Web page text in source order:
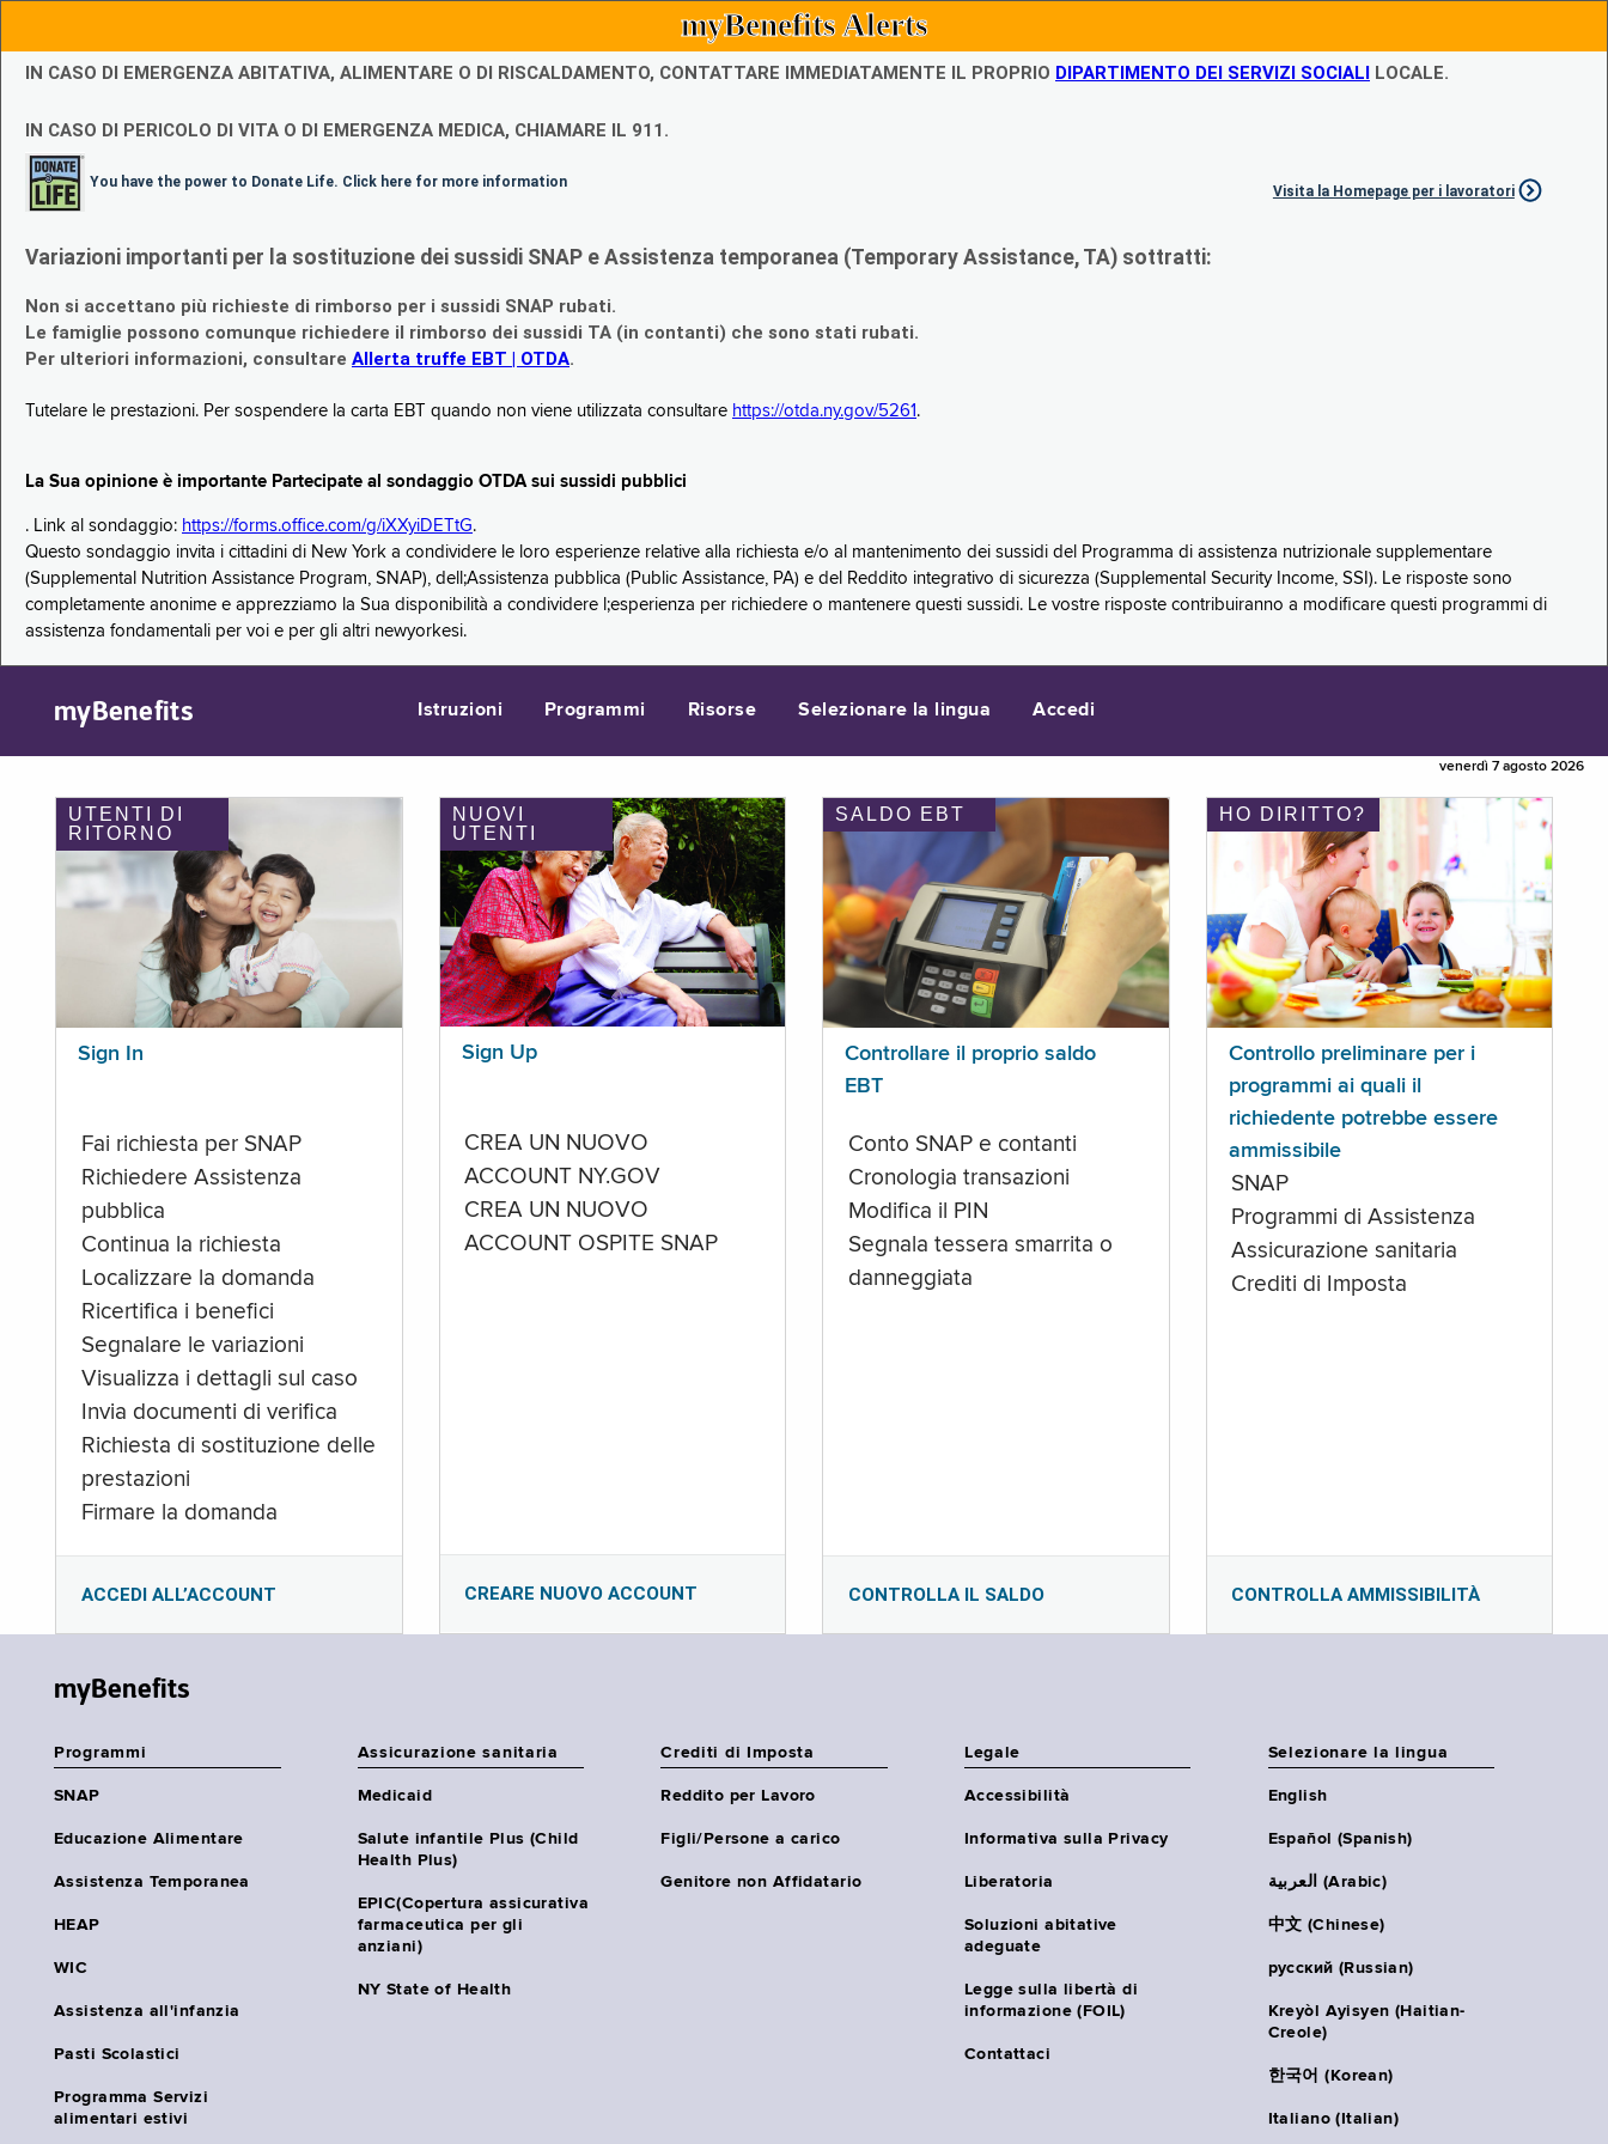
myBenefits Alerts
IN CASO DI EMERGENZA ABITATIVA, ALIMENTARE O DI RISCALDAMENTO, CONTATTARE IMMEDIATAMENTE IL PROPRIO DIPARTIMENTO DEI SERVIZI SOCIALI LOCALE.
IN CASO DI PERICOLO DI VITA O DI EMERGENZA MEDICA, CHIAMARE IL 911.
You have the power to Donate Life. Click here for more information
Visita la Homepage per i lavoratori
Variazioni importanti per la sostituzione dei sussidi SNAP e Assistenza temporanea (Temporary Assistance, TA) sottratti:
Non si accettano più richieste di rimborso per i sussidi SNAP rubati.
Le famiglie possono comunque richiedere il rimborso dei sussidi TA (in contanti) che sono stati rubati.
Per ulteriori informazioni, consultare Allerta truffe EBT | OTDA.
Tutelare le prestazioni. Per sospendere la carta EBT quando non viene utilizzata consultare https://otda.ny.gov/5261 .
La Sua opinione è importante Partecipate al sondaggio OTDA sui sussidi pubblici
. Link al sondaggio: https://forms.office.com/g/iXXyiDETtG.
Questo sondaggio invita i cittadini di New York a condividere le loro esperienze relative alla richiesta e/o al mantenimento dei sussidi del Programma di assistenza nutrizionale supplementare
(Supplemental Nutrition Assistance Program, SNAP), dell;Assistenza pubblica (Public Assistance, PA) e del Reddito integrativo di sicurezza (Supplemental Security Income, SSI). Le risposte sono
completamente anonime e apprezziamo la Sua disponibilità a condividere l;esperienza per richiedere o mantenere questi sussidi. Le vostre risposte contribuiranno a modificare questi programmi di
assistenza fondamentali per voi e per gli altri newyorkesi.
myBenefits Istruzioni Programmi Risorse Selezionare la lingua Accedi
venerdì 7 agosto 2026
UTENTI DI
RITORNO
Sign In
Fai richiesta per SNAP
Richiedere Assistenza
pubblica
Continua la richiesta
Localizzare la domanda
Ricertifica i benefici
Segnalare le variazioni
Visualizza i dettagli sul caso
Invia documenti di verifica
Richiesta di sostituzione delle
prestazioni
Firmare la domanda
ACCEDI ALL’ACCOUNT
NUOVI
UTENTI
Sign Up
CREA UN NUOVO
ACCOUNT NY.GOV
CREA UN NUOVO
ACCOUNT OSPITE SNAP
CREARE NUOVO ACCOUNT
SALDO EBT
Controllare il proprio saldo
EBT
Conto SNAP e contanti
Cronologia transazioni
Modifica il PIN
Segnala tessera smarrita o
danneggiata
CONTROLLA IL SALDO
HO DIRITTO?
Controllo preliminare per i
programmi ai quali il
richiedente potrebbe essere
ammissibile
SNAP
Programmi di Assistenza
Assicurazione sanitaria
Crediti di Imposta
CONTROLLA AMMISSIBILITÀ
myBenefits
Programmi
SNAP
Educazione Alimentare
Assistenza Temporanea
HEAP
WIC
Assistenza all'infanzia
Pasti Scolastici
Programma Servizi
alimentari estivi
Assicurazione sanitaria
Medicaid
Salute infantile Plus (Child
Health Plus)
EPIC(Copertura assicurativa
farmaceutica per gli
anziani)
NY State of Health
Crediti di Imposta
Reddito per Lavoro
Figli/Persone a carico
Genitore non Affidatario
Legale
Accessibilità
Informativa sulla Privacy
Liberatoria
Soluzioni abitative
adeguate
Legge sulla libertà di
informazione (FOIL)
Contattaci
Selezionare la lingua
English
Español (Spanish)
العربية (Arabic)
中文 (Chinese)
русский (Russian)
Kreyòl Ayisyen (Haitian-
Creole)
한국어 (Korean)
Italiano (Italian)